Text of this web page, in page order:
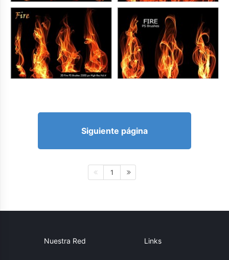
Siguiente página
1
Nuestra Red Links